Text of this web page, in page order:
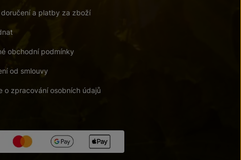
doručení a platby za zboží
obchodní podmínky
od smlouvy
o zpracování osobních údajů